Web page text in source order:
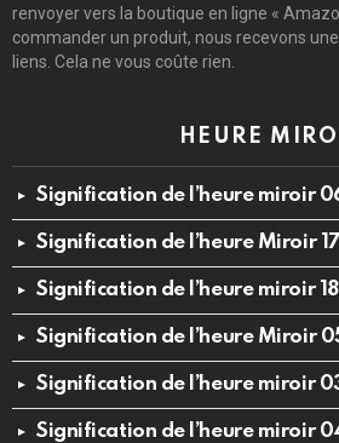
renvoyer vers la boutique en ligne «
commander un produit, nous recevons
liens. Cela ne vous coûte rien.
HEURE
Signification de l’heure miroir
Signification de l’heure Miroir
Signification de l’heure miroir
Signification de l’heure Miroir
Signification de l’heure miroir
Signification de l’heure miroir